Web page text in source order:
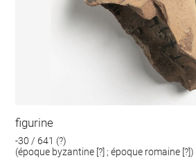
figurine
-30 / 641 (?)
(époque byzantine [?] ; époque romaine [?])